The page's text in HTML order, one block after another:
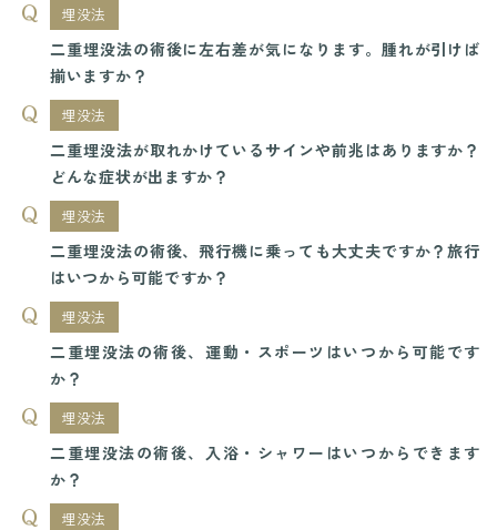
埋没法
二重埋没法の術後に左右差が気になります。腫れが引けば
揃いますか？
埋没法
二重埋没法が取れかけているサインや前兆はありますか？
どんな症状が出ますか？
埋没法
二重埋没法の術後、飛行機に乗っても大丈夫ですか？旅行
はいつから可能ですか？
埋没法
二重埋没法の術後、運動・スポーツはいつから可能です
か？
埋没法
二重埋没法の術後、入浴・シャワーはいつからできます
か？
埋没法